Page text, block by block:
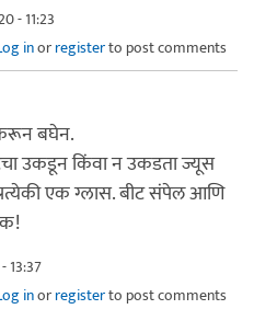
- 11:23
inorregisterto post comments
बघेन.
उकडून किंवा न उकडता ज्यूस
एक ग्लास. बीट संपेल आणि
13:37
inorregisterto post comments